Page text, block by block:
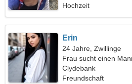
Hochzeit
Erin
24 Jahre, Zwillinge
Frau sucht einen
Clydebank
Freundschaft